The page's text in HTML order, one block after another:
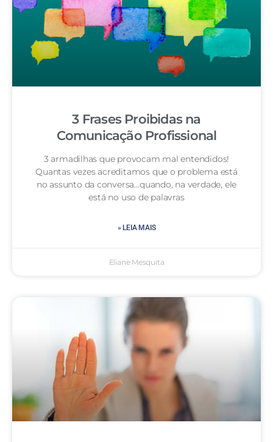
3 Frases Proibidas na
Comunicação Profissional
3 armadilhas que provocam mal entendidos!
Quantas vezes acreditamos que o problema está
no assunto da conversa…quando, na verdade, ele
está no uso de palavras
» LEIA MAIS
Eliane Mesquita